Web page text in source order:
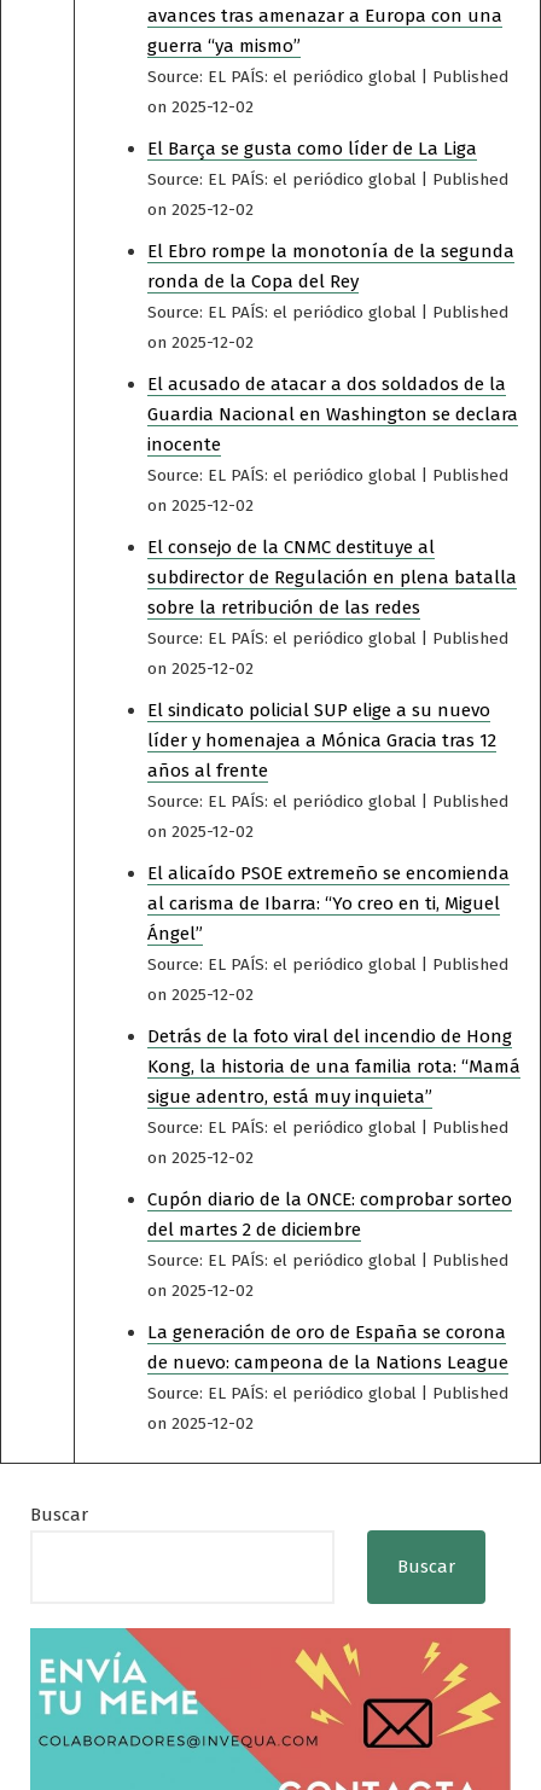
avances tras amenazar a Europa con una
guerra “ya mismo”
Source: EL PAÍS: el periódico global
Published
on 2025-12-02
El Barça se gusta como líder de La Liga
Source: EL PAÍS: el periódico global
Published
on 2025-12-02
El Ebro rompe la monotonía de la segunda
ronda de la Copa del Rey
Source: EL PAÍS: el periódico global
Published
on 2025-12-02
El acusado de atacar a dos soldados de la
Guardia Nacional en Washington se declara
inocente
Source: EL PAÍS: el periódico global
Published
on 2025-12-02
El consejo de la CNMC destituye al
subdirector de Regulación en plena batalla
sobre la retribución de las redes
Source: EL PAÍS: el periódico global
Published
on 2025-12-02
El sindicato policial SUP elige a su nuevo
líder y homenajea a Mónica Gracia tras 12
años al frente
Source: EL PAÍS: el periódico global
Published
on 2025-12-02
El alicaído PSOE extremeño se encomienda
al carisma de Ibarra: “Yo creo en ti, Miguel
Ángel”
Source: EL PAÍS: el periódico global
Published
on 2025-12-02
Detrás de la foto viral del incendio de Hong
Kong, la historia de una familia rota: “Mamá
sigue adentro, está muy inquieta”
Source: EL PAÍS: el periódico global
Published
on 2025-12-02
Cupón diario de la ONCE: comprobar sorteo
del martes 2 de diciembre
Source: EL PAÍS: el periódico global
Published
on 2025-12-02
La generación de oro de España se corona
de nuevo: campeona de la Nations League
Source: EL PAÍS: el periódico global
Published
on 2025-12-02
Buscar
Buscar